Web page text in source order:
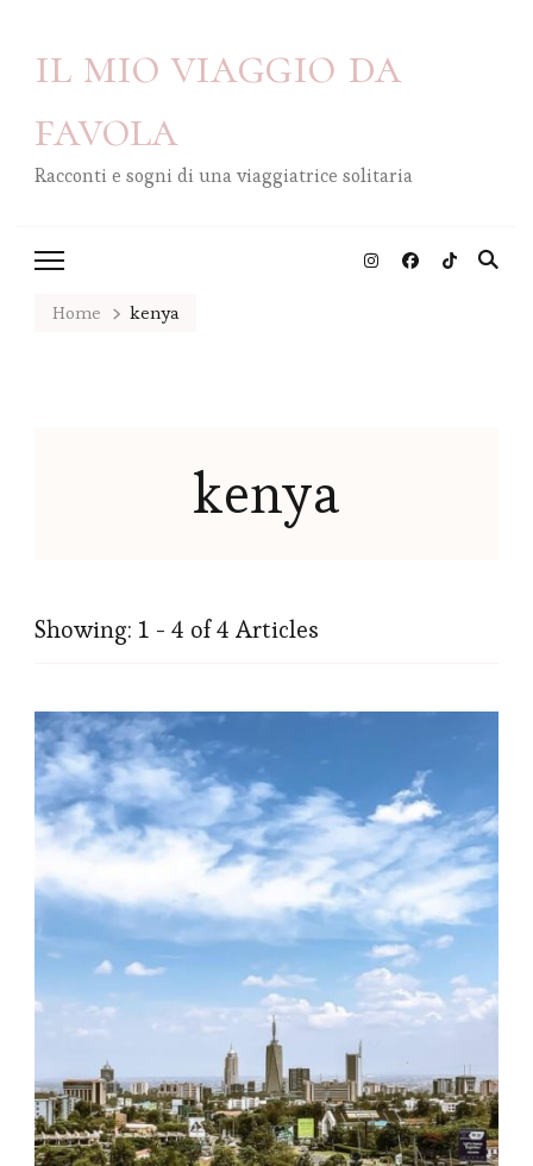
il mio viaggio da
favola
Racconti e sogni di una viaggiatrice solitaria
Home kenya
kenya
Showing: 1 - 4 of 4 Articles